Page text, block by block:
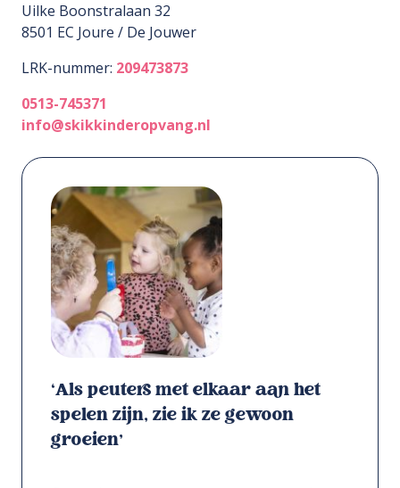
Uilke Boonstralaan 32
8501 EC Joure / De Jouwer
LRK-nummer: 209473873
0513-745371
info@skikkinderopvang.nl
‘Als peuters met elkaar aan het
spelen zijn, zie ik ze gewoon
groeien’